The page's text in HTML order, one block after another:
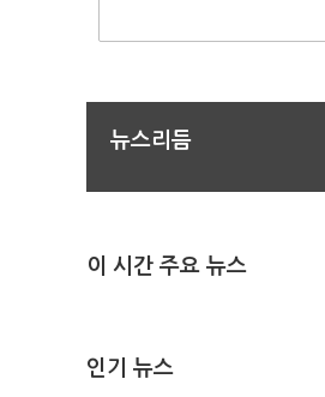
뉴스리듬
이 시간 주요 뉴스
인기 뉴스